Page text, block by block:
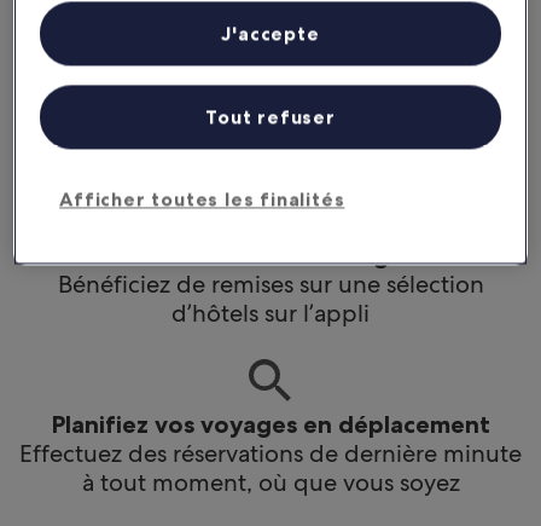
Profitez de récompenses
Dénichez des offres exclusives sur notre appli
ainsi que des avantages pour les membres
Bénéficiez de remises sur une sélection
d’hôtels sur l’appli
Planifiez vos voyages en déplacement
Effectuez des réservations de dernière minute
à tout moment, où que vous soyez
personnalisés, mesure de performance des publicités et du contenu,
études d’audience et développement de services.
Liste de nos partenaires (fournisseurs)
Afficher toutes les finalités
Tout refuser
J'accepte